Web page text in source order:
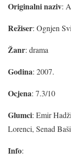
Originalni naziv:
Režiser: Ognjen
Žanr: drama
Godina: 2007.
Ocjena: 7.3/10
Glumci: Emir
Lorenci, Senad
Info: